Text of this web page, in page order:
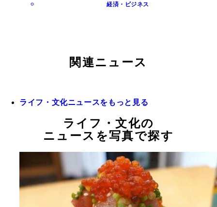
経済・ビジネス
関連ニュース
ライフ・文化ニュースをもっと見る
ライフ・文化の
ニュースを写真で探す